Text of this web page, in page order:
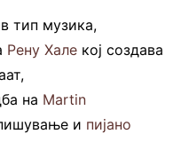
тип музика,
Рену Хале кој создава
на Martin
и пијано